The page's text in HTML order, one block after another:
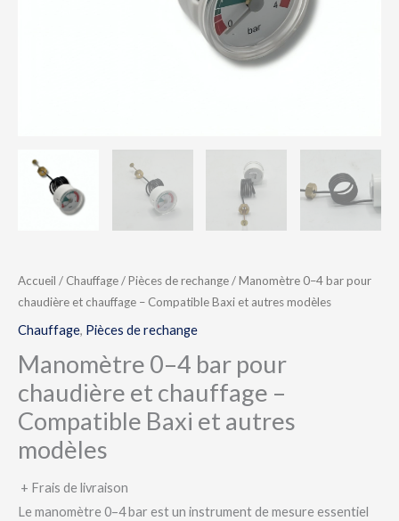
Accueil / Chauffage/Pièces de rechange/ Manomètre 0–4 bar pour
chaudière et chauffage – Compatible Baxi et autres modèles
Chauffage, Pièces de rechange
Manomètre 0–4 bar pour
chaudière et chauffage –
Compatible Baxi et autres
modèles
+ Frais de livraison
Le manomètre 0–4 bar est un instrument de mesure essentiel